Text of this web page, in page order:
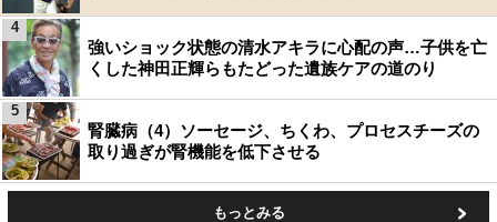
強いショック状態の清水アキラに心配の声…子供を亡
くした神田正輝らもたどった遺族ケアの道のり
4
腎臓病（4）ソーセージ、ちくわ、プロセスチーズの
取り過ぎが腎機能を低下させる
5
もっとみる